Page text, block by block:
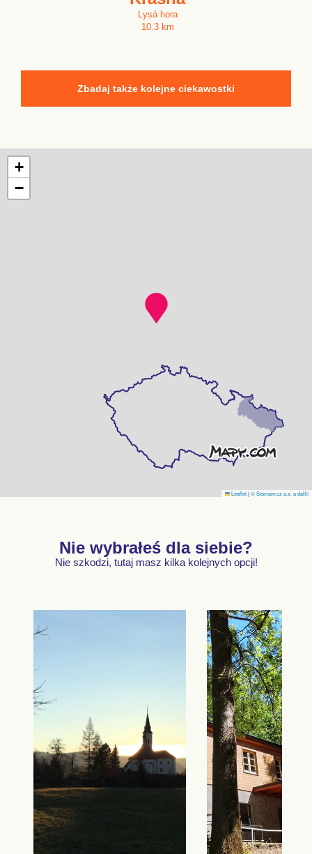
Lysá hora
10.3 km
Zbadaj także kolejne ciekawostki
+
−
Leaflet|© Seznam.cz a.s. a další
Nie wybrałeś dla siebie?
Nie szkodzi, tutaj masz kilka kolejnych opcji!